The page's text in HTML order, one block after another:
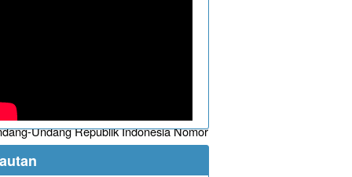
Combine Resource Institution
Undang Republik Indonesia Nomor
(CC BY-NC-ND 4.0) License